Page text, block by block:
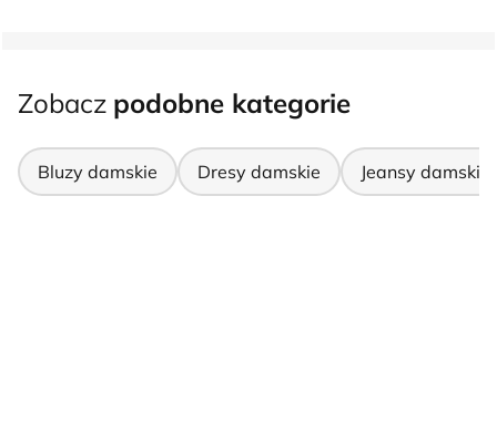
Zobacz podobne kategorie
Bluzy damskie Dresy damskie Jeansy damskie